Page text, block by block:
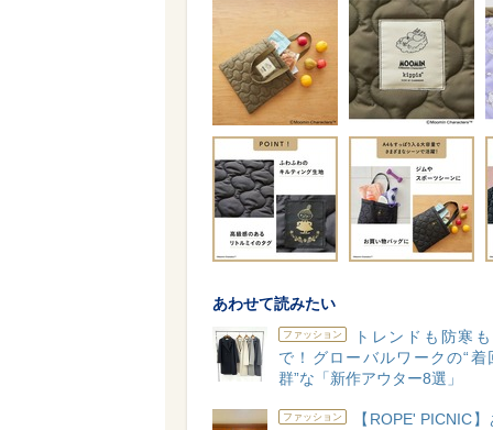
あわせて読みたい
ファッション
トレンドも防寒
で！グローバルワークの“着
群”な「新作アウター8選」
ファッション
【ROPE' PICNIC